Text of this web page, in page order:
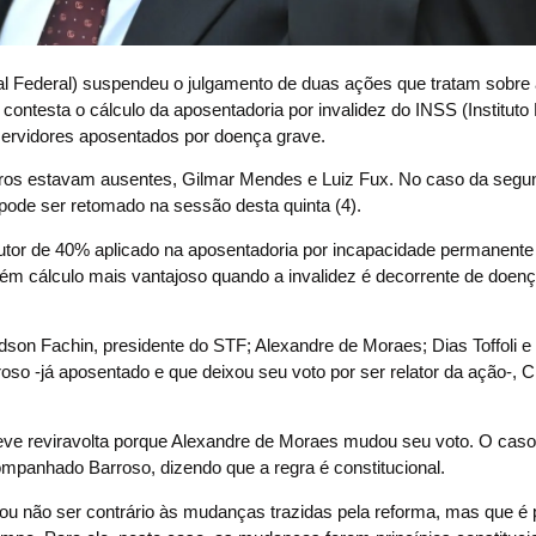
suspendeu o julgamento de duas ações que tratam sobre
o cálculo da aposentadoria por invalidez do INSS (Instituto
aposentados por doença grave.
estavam ausentes, Gilmar Mendes e Luiz Fux. No caso da
ser retomado na sessão desta quinta (4).
de 40% aplicado na aposentadoria por incapacidade
cálculo mais vantajoso quando a invalidez é decorrente de
Fachin, presidente do STF; Alexandre de Moraes; Dias Toffoli
-já aposentado e que deixou seu voto por ser relator da ação-,
reviravolta porque Alexandre de Moraes mudou seu voto. O
Barroso, dizendo que a regra é constitucional.
não ser contrário às mudanças trazidas pela reforma, mas que é